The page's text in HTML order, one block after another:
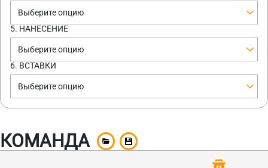
Выберите опцию
5. НАНЕСЕНИЕ
Выберите опцию
6. ВСТАВКИ
Выберите опцию
КОМАНДА